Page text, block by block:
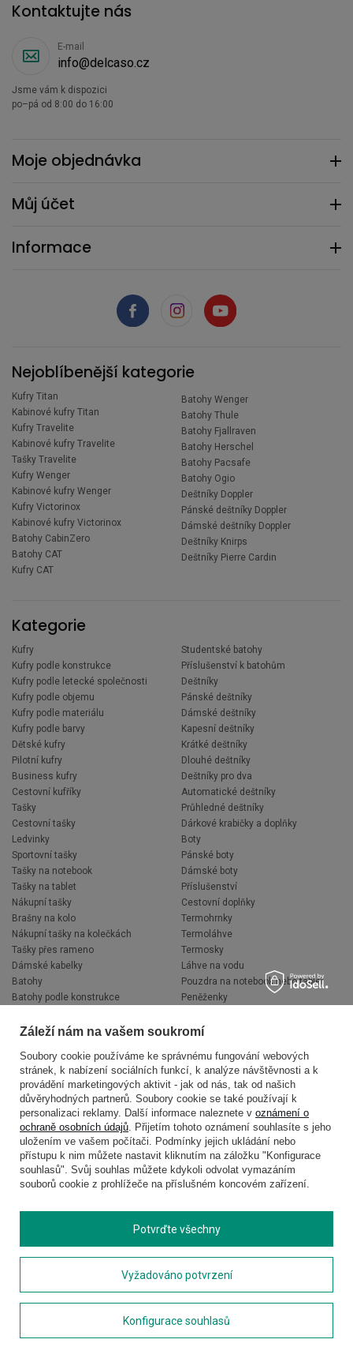
Moje objednávka
Můj účet
Informace
Kontaktujte nás
E-mail
info@delcaso.cz
Jsme vám k dispozici
po–pá od 8:00 do 16:00
Nejoblíbenější kategorie
Kufry Titan
Kabinové kufry Titan
Kufry Travelite
Kabinové kufry Travelite
Tašky Travelite
Kufry Wenger
Kabinové kufry Wenger
Kufry Victorinox
Kabinové kufry Victorinox
Batohy CabinZero
Batohy CAT
Kufry CAT
Batohy Wenger
Batohy Thule
Batohy Fjallraven
Batohy Herschel
Batohy Pacsafe
Batohy Ogio
Deštníky Doppler
Pánské deštníky Doppler
Dámské deštníky Doppler
Deštníky Knirps
Deštníky Pierre Cardin
Kategorie
Kufry
Kufry podle konstrukce
Kufry podle letecké společnosti
Kufry podle objemu
Kufry podle materiálu
Kufry podle barvy
Dětské kufry
Pilotní kufry
Business kufry
Cestovní kufříky
Tašky
Cestovní tašky
Ledvinky
Sportovní tašky
Tašky na notebook
Tašky na tablet
Nákupní tašky
Brašny na kolo
Nákupní tašky na kolečkách
Tašky přes rameno
Dámské kabelky
Batohy
Batohy podle konstrukce
Batohy podle objemu
Pánské batohy
Dámské batohy
Dětské batohy
Studentské batohy
Příslušenství k batohům
Deštníky
Pánské deštníky
Dámské deštníky
Kapesní deštníky
Krátké deštníky
Dlouhé deštníky
Deštníky pro dva
Automatické deštníky
Průhledné deštníky
Dárkové krabičky a doplňky
Boty
Pánské boty
Dámské boty
Příslušenství
Cestovní doplňky
Termohrnky
Termoláhve
Termosky
Láhve na vodu
Pouzdra na notebook nebo tablet
Peněženky
Kapesní nože
Opasky
Novinky
Akce
Značky
Alpaka
Bugatti
Delsey
Ostrichpillow
Rollink
Titan
Travelite
Pacsafe
Pierre Cardin
Pack
Primus
Záleží nám na vašem soukromí
Soubory cookie používáme ke správnému fungování webových
stránek, k nabízení sociálních funkcí, k analýze návštěvnosti a k
provádění marketingových aktivit - jak od nás, tak od našich
důvěryhodných partnerů. Soubory cookie se také používají k
personalizaci reklamy. Další informace naleznete v oznámení o
ochraně osobních údajů. Přijetím tohoto oznámení souhlasíte s jeho
uložením ve vašem počítači. Podmínky jejich ukládání nebo
přístupu k nim můžete nastavit kliknutím na záložku "Konfigurace
souhlasů". Svůj souhlas můžete kdykoli odvolat vymazáním
souborů cookie z prohlížeče na příslušném koncovém zařízení.
Vyžadováno potvrzení
Konfigurace souhlasů
Potvrďte všechny